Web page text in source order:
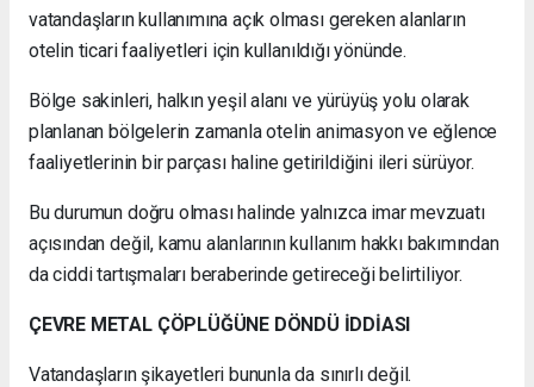
vatandaşların kullanımına açık olması gereken alanların
otelin ticari faaliyetleri için kullanıldığı yönünde.
Bölge sakinleri, halkın yeşil alanı ve yürüyüş yolu olarak
planlanan bölgelerin zamanla otelin animasyon ve eğlence
faaliyetlerinin bir parçası haline getirildiğini ileri sürüyor.
Bu durumun doğru olması halinde yalnızca imar mevzuatı
açısından değil, kamu alanlarının kullanım hakkı bakımından
da ciddi tartışmaları beraberinde getireceği belirtiliyor.
ÇEVRE METAL ÇÖPLÜĞÜNE DÖNDÜ İDDİASI
Vatandaşların şikayetleri bununla da sınırlı değil.